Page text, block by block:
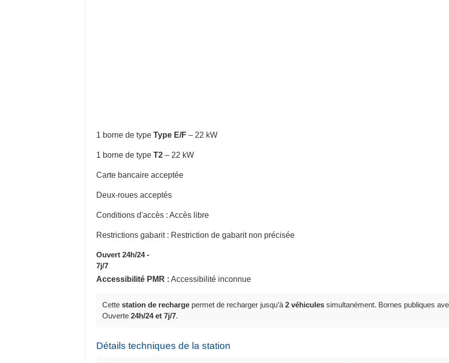
1 borne de type Type E/F – 22 kW
1 borne de type T2 – 22 kW
Carte bancaire acceptée
Deux-roues acceptés
Conditions d'accès : Accès libre
Restrictions gabarit : Restriction de gabarit non précisée
Ouvert 24h/24 -
7j/7
Accessibilité PMR : Accessibilité inconnue
Cette station de recharge permet de recharger jusqu’à 2 véhicules simultanément. Bornes publiques
Ouverte 24h/24 et 7j/7.
Détails techniques de la station